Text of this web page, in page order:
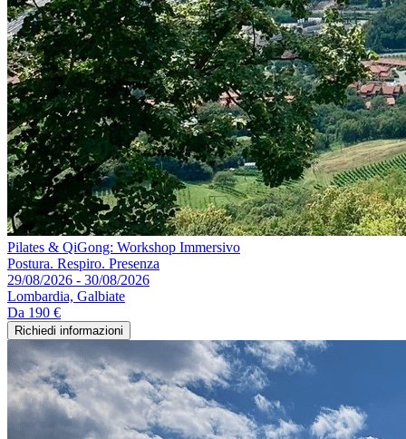
Pilates & QiGong: Workshop Immersivo
Postura. Respiro. Presenza
29/08/2026 - 30/08/2026
Lombardia, Galbiate
Da 190 €
Richiedi informazioni